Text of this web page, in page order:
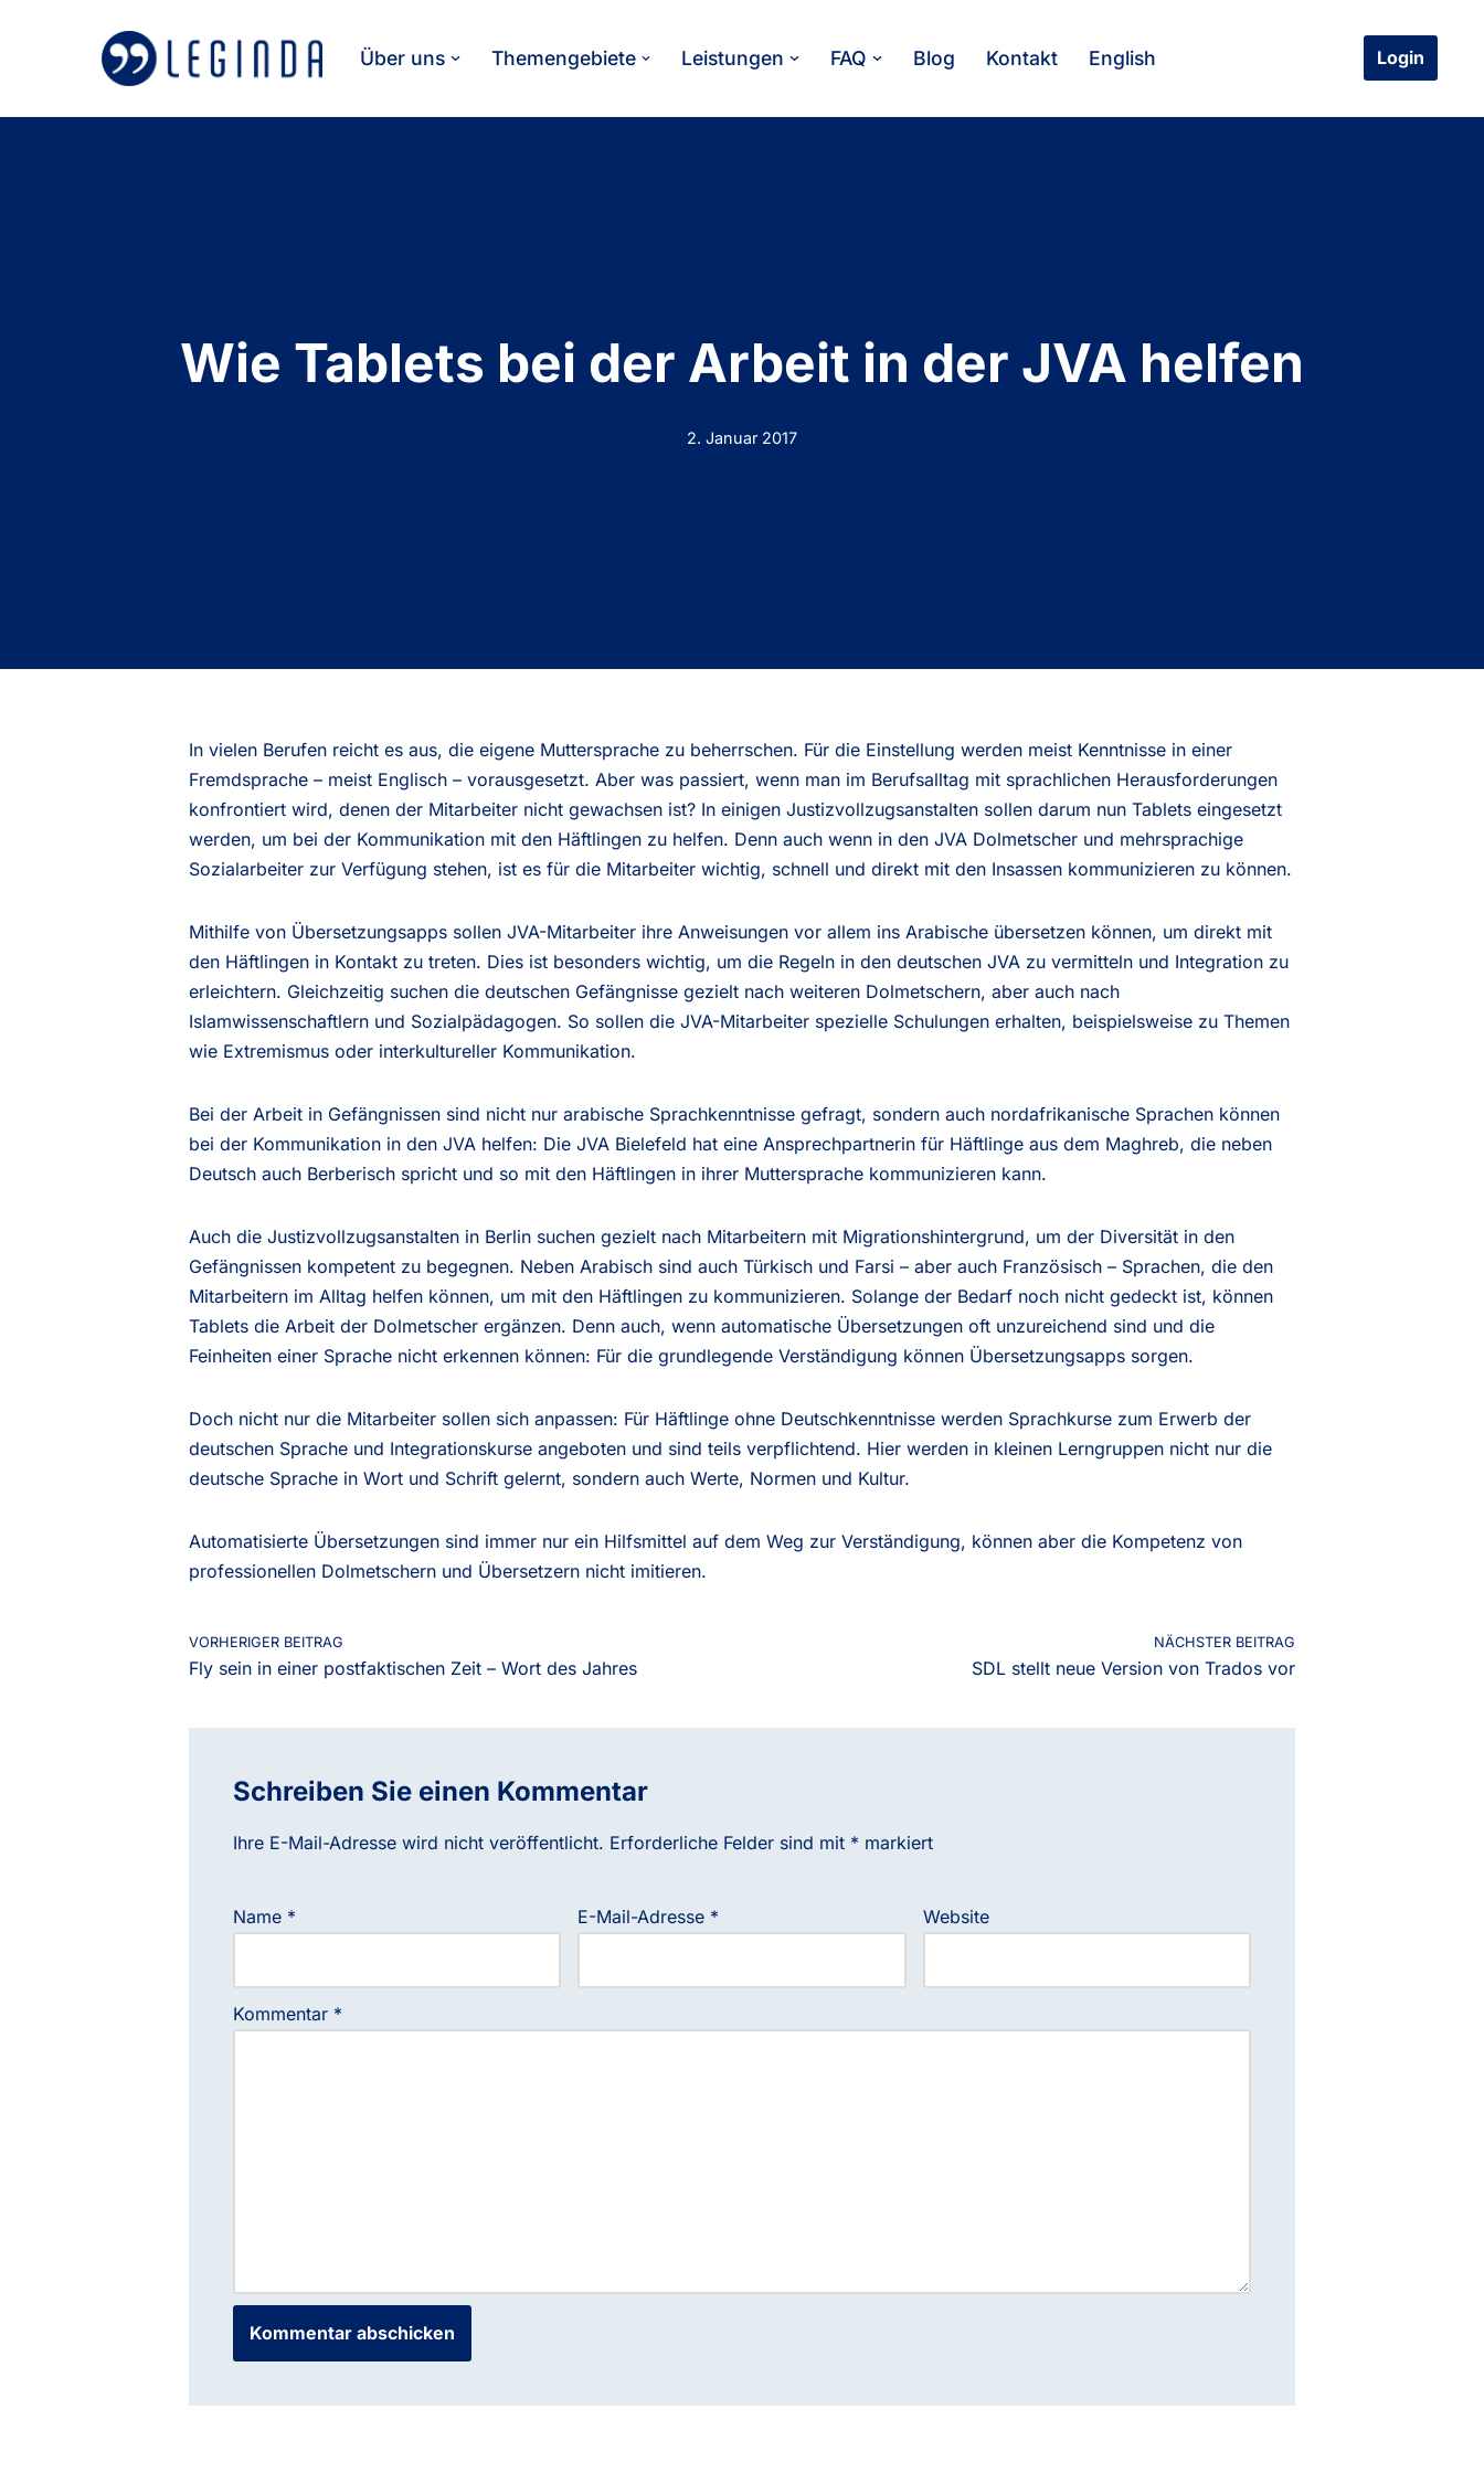
springen
Über uns Themengebiete Leistungen FAQ Blog Kontakt English Login
Wie Tablets bei der Arbeit in der JVA helfen
2. Januar 2017
In vielen Berufen reicht es aus, die eigene Muttersprache zu beherrschen. Für die Einstellung werden meist Kenntnisse in einer
Fremdsprache – meist Englisch – vorausgesetzt. Aber was passiert, wenn man im Berufsalltag mit sprachlichen Herausforderungen
konfrontiert wird, denen der Mitarbeiter nicht gewachsen ist? In einigen Justizvollzugsanstalten sollen darum nun Tablets eingesetzt
werden, um bei der Kommunikation mit den Häftlingen zu helfen. Denn auch wenn in den JVA Dolmetscher und mehrsprachige
Sozialarbeiter zur Verfügung stehen, ist es für die Mitarbeiter wichtig, schnell und direkt mit den Insassen kommunizieren zu können.
Mithilfe von Übersetzungsapps sollen JVA-Mitarbeiter ihre Anweisungen vor allem ins Arabische übersetzen können, um direkt mit
den Häftlingen in Kontakt zu treten. Dies ist besonders wichtig, um die Regeln in den deutschen JVA zu vermitteln und Integration zu
erleichtern. Gleichzeitig suchen die deutschen Gefängnisse gezielt nach weiteren Dolmetschern, aber auch nach
Islamwissenschaftlern und Sozialpädagogen. So sollen die JVA-Mitarbeiter spezielle Schulungen erhalten, beispielsweise zu Themen
wie Extremismus oder interkultureller Kommunikation.
Bei der Arbeit in Gefängnissen sind nicht nur arabische Sprachkenntnisse gefragt, sondern auch nordafrikanische Sprachen können
bei der Kommunikation in den JVA helfen: Die JVA Bielefeld hat eine Ansprechpartnerin für Häftlinge aus dem Maghreb, die neben
Deutsch auch Berberisch spricht und so mit den Häftlingen in ihrer Muttersprache kommunizieren kann.
Auch die Justizvollzugsanstalten in Berlin suchen gezielt nach Mitarbeitern mit Migrationshintergrund, um der Diversität in den
Gefängnissen kompetent zu begegnen. Neben Arabisch sind auch Türkisch und Farsi – aber auch Französisch – Sprachen, die den
Mitarbeitern im Alltag helfen können, um mit den Häftlingen zu kommunizieren. Solange der Bedarf noch nicht gedeckt ist, können
Tablets die Arbeit der Dolmetscher ergänzen. Denn auch, wenn automatische Übersetzungen oft unzureichend sind und die
Feinheiten einer Sprache nicht erkennen können: Für die grundlegende Verständigung können Übersetzungsapps sorgen.
Doch nicht nur die Mitarbeiter sollen sich anpassen: Für Häftlinge ohne Deutschkenntnisse werden Sprachkurse zum Erwerb der
deutschen Sprache und Integrationskurse angeboten und sind teils verpflichtend. Hier werden in kleinen Lerngruppen nicht nur die
deutsche Sprache in Wort und Schrift gelernt, sondern auch Werte, Normen und Kultur.
Automatisierte Übersetzungen sind immer nur ein Hilfsmittel auf dem Weg zur Verständigung, können aber die Kompetenz von
professionellen Dolmetschern und Übersetzern nicht imitieren.
VORHERIGER BEITRAG
Fly sein in einer postfaktischen Zeit – Wort des Jahres
NÄCHSTER BEITRAG
SDL stellt neue Version von Trados vor
Schreiben Sie einen Kommentar
Ihre E-Mail-Adresse wird nicht veröffentlicht. Erforderliche Felder sind mit * markiert
Name * E-Mail-Adresse * Website
Kommentar *